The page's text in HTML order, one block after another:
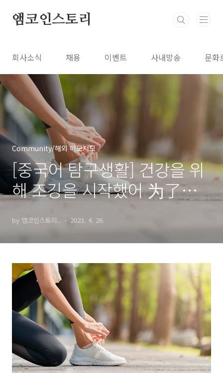
앰코인스토리
회사소식 채용 이벤트 사내방송 문화
Community/해외 이모저모
[중국어 탐구생활] 건강을 위
해 조깅을 시작했어 为了身
by 앰코인스토리.. 2023. 4. 26.